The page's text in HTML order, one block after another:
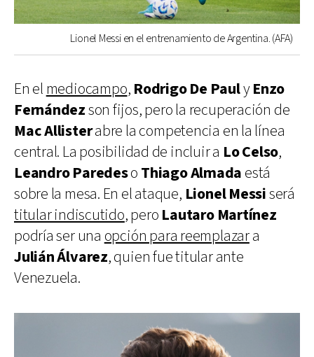
Lionel Messi en el entrenamiento de Argentina. (AFA)
En el mediocampo, Rodrigo De PaulyEnzo
Fernándezson fijos, pero la recuperación de
Mac Allisterabre la competencia en la línea
central. La posibilidad de incluir a Lo Celso,
Leandro Paredeso Thiago Almada está
sobre la mesa. En el ataque, Lionel Messiserá
titular indiscutido, pero Lautaro Martínez
podría ser una opción para reemplazara
Julián Álvarez, quien fue titular ante
Venezuela.